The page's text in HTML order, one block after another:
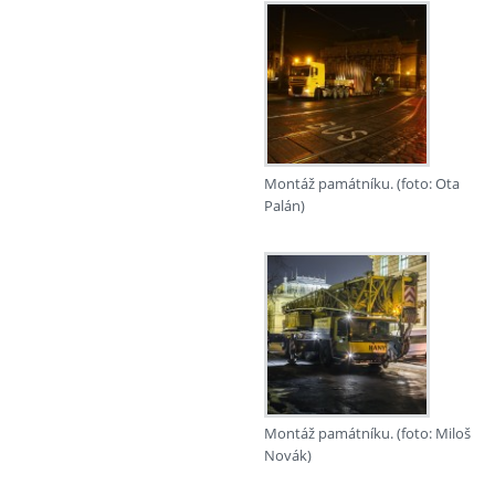
Montáž památníku. (foto: Ota
Palán)
Montáž památníku. (foto: Miloš
Novák)